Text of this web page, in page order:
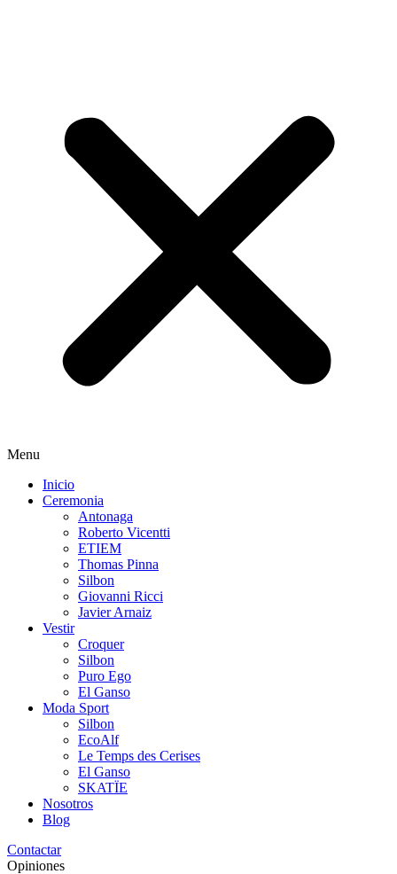
Menu
Inicio
Ceremonia
Antonaga
Roberto Vicentti
ETIEM
Thomas Pinna
Silbon
Giovanni Ricci
Javier Arnaiz
Vestir
Croquer
Silbon
Puro Ego
El Ganso
Moda Sport
Silbon
EcoAlf
Le Temps des Cerises
El Ganso
SKATÏE
Nosotros
Blog
Contactar
Opiniones